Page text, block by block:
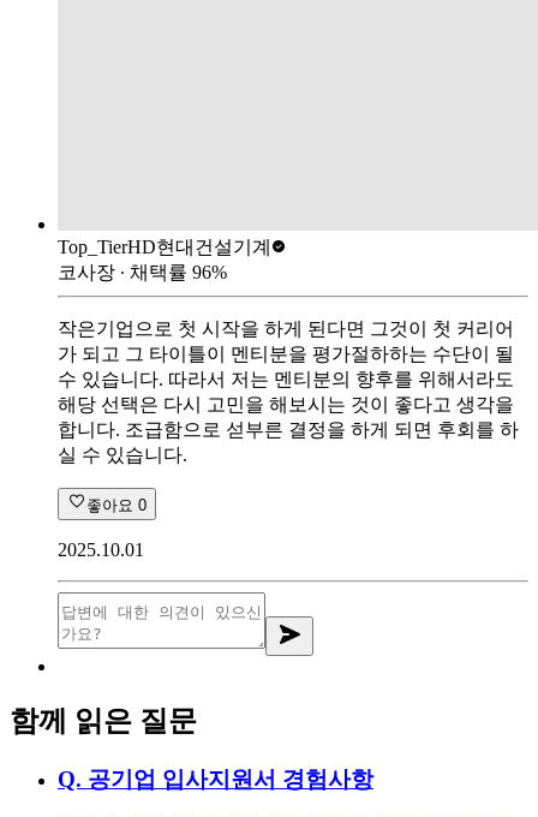
Top_TierHD현대건설기계
코사장 ∙ 채택률 96%
작은기업으로 첫 시작을 하게 된다면 그것이 첫 커리어
가 되고 그 타이틀이 멘티분을 평가절하하는 수단이 될
수 있습니다. 따라서 저는 멘티분의 향후를 위해서라도
해당 선택은 다시 고민을 해보시는 것이 좋다고 생각을
합니다. 조급함으로 섣부른 결정을 하게 되면 후회를 하
실 수 있습니다.
좋아요 0
2025.10.01
함께 읽은 질문
Q. 공기업 입사지원서 경험사항